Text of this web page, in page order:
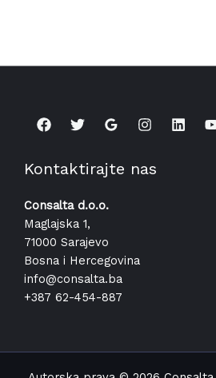
Kontaktirajte nas
Consalta d.o.o.
Maglajska 1,
71000 Sarajevo
Bosna i Hercegovina
info@consalta.ba​
+387 62-454-887